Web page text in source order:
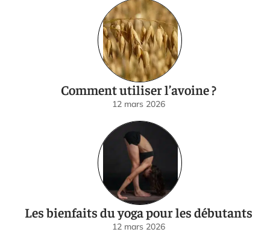
Comment utiliser l’avoine ?
12 mars 2026
Les bienfaits du yoga pour les débutants
12 mars 2026